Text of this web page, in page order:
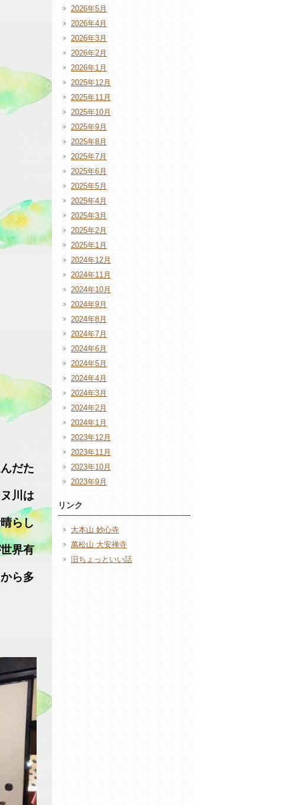
だた
川は
らし
界有
ら多
2026年5月
2026年4月
2026年3月
2026年2月
2026年1月
2025年12月
2025年11月
2025年10月
2025年9月
2025年8月
2025年7月
2025年6月
2025年5月
2025年4月
2025年3月
2025年2月
2025年1月
2024年12月
2024年11月
2024年10月
2024年9月
2024年8月
2024年7月
2024年6月
2024年5月
2024年4月
2024年3月
2024年2月
2024年1月
2023年12月
2023年11月
2023年10月
2023年9月
リンク
大本山 妙心寺
萬松山 大安禅寺
旧ちょっといい話